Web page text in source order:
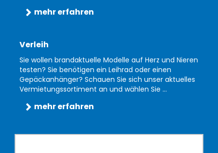
mehr erfahren
Verleih
Sie wollen brandaktuelle Modelle auf Herz und Nieren
testen? Sie benötigen ein Leihrad oder einen
Gepäckanhänger? Schauen Sie sich unser aktuelles
Vermietungssortiment an und wählen Sie ...
mehr erfahren